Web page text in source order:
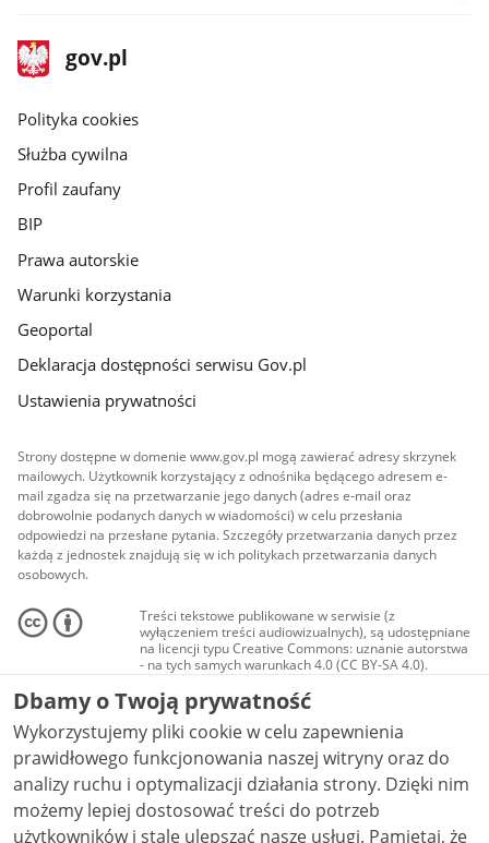
stopka
gov.pl
Strona
gov.pl
gov.pl
Polityka cookies
Służba cywilna
Profil zaufany
BIP
Prawa autorskie
Warunki korzystania
Geoportal
Deklaracja dostępności serwisu Gov.pl
Ustawienia prywatności
Strony dostępne w domenie www.gov.pl mogą zawierać adresy skrzynek
mailowych. Użytkownik korzystający z odnośnika będącego adresem e-
mail zgadza się na przetwarzanie jego danych (adres e-mail oraz
dobrowolnie podanych danych w wiadomości) w celu przesłania
odpowiedzi na przesłane pytania. Szczegóły przetwarzania danych przez
każdą z jednostek znajdują się w ich politykach przetwarzania danych
osobowych.
Treści tekstowe publikowane w serwisie (z
wyłączeniem treści audiowizualnych), są udostępniane
na licencji typu Creative Commons: uznanie autorstwa
- na tych samych warunkach 4.0 (CC BY-SA 4.0).
Materiały audiowizualne, w tym zdjęcia, materiały
audio i wideo, są udostępniane na licencji typu
Creative Commons: uznanie autorstwa użycie
niekomercyjne - bez utworów zależnych 4.0 (CC BY-
NC-ND 4.0), o ile nie jest to stwierdzone inaczej.
Dbamy o Twoją prywatność
Wykorzystujemy pliki cookie w celu zapewnienia
prawidłowego funkcjonowania naszej witryny oraz do
analizy ruchu i optymalizacji działania strony. Dzięki nim
możemy lepiej dostosować treści do potrzeb
użytkowników i stale ulepszać nasze usługi. Pamiętaj, że